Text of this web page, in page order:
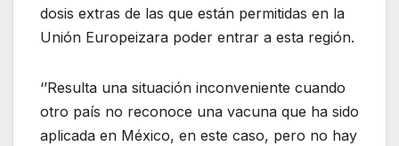
dosis extras de las que están permitidas en la
Unión Europeizara poder entrar a esta región.
‘’Resulta una situación inconveniente cuando
otro país no reconoce una vacuna que ha sido
aplicada en México, en este caso, pero no hay